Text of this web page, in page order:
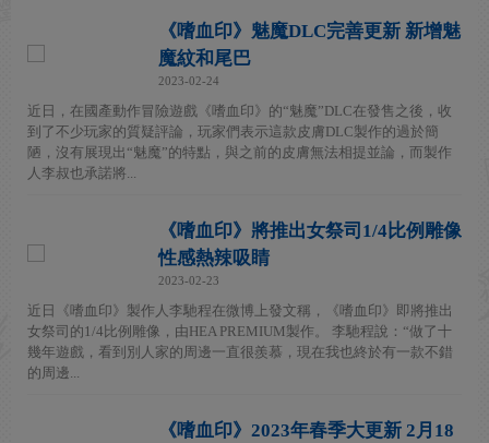
《嗜血印》魅魔DLC完善更新 新增魅
魔紋和尾巴
2023-02-24
近日，在國產動作冒險遊戲《嗜血印》的“魅魔”DLC在發售之後，收
到了不少玩家的質疑評論，玩家們表示這款皮膚DLC製作的過於簡
陋，沒有展現出“魅魔”的特點，與之前的皮膚無法相提並論，而製作
人李叔也承諾將...
《嗜血印》將推出女祭司1/4比例雕像
性感熱辣吸睛
2023-02-23
近日《嗜血印》製作人李馳程在微博上發文稱，《嗜血印》即將推出
女祭司的1/4比例雕像，由HEA PREMIUM製作。 李馳程說：“做了十
幾年遊戲，看到別人家的周邊一直很羨慕，現在我也終於有一款不錯
的周邊...
《嗜血印》2023年春季大更新 2月18